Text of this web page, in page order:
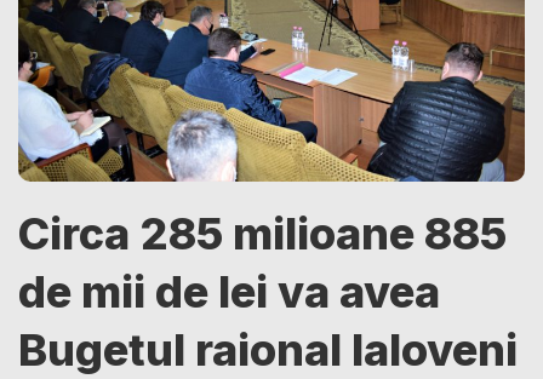
Circa 285 milioane 885
de mii de lei va avea
Bugetul raional Ialoveni